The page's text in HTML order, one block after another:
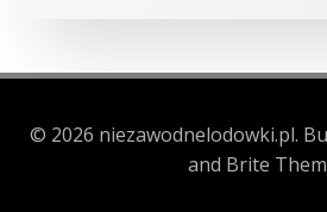
© 2026 niezawodnelodowki.pl.
and Brite